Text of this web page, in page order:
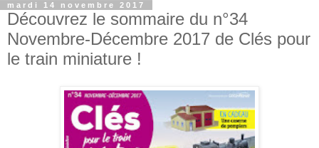
mardi 14 novembre 2017
Découvrez le sommaire du n°34
Novembre-Décembre 2017 de Clés pour
le train miniature !